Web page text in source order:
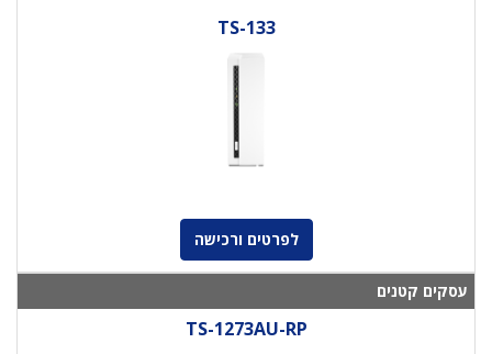
TS-133
לפרטים ורכישה
עסקים קטנים
TS-1273AU-RP